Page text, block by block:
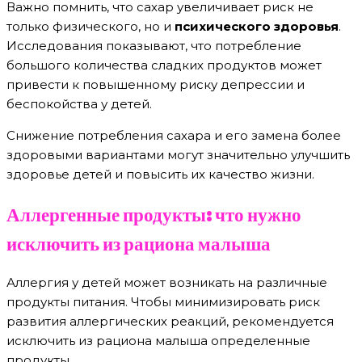
Важно помнить, что сахар увеличивает риск не
только физического, но и психического здоровья.
Исследования показывают, что потребление
большого количества сладких продуктов может
привести к повышенному риску депрессии и
беспокойства у детей.
Снижение потребления сахара и его замена более
здоровыми вариантами могут значительно улучшить
здоровье детей и повысить их качество жизни.
Аллергенные продукты: что нужно
исключить из рациона малыша
Аллергия у детей может возникать на различные
продукты питания. Чтобы минимизировать риск
развития аллергических реакций, рекомендуется
исключить из рациона малыша определенные